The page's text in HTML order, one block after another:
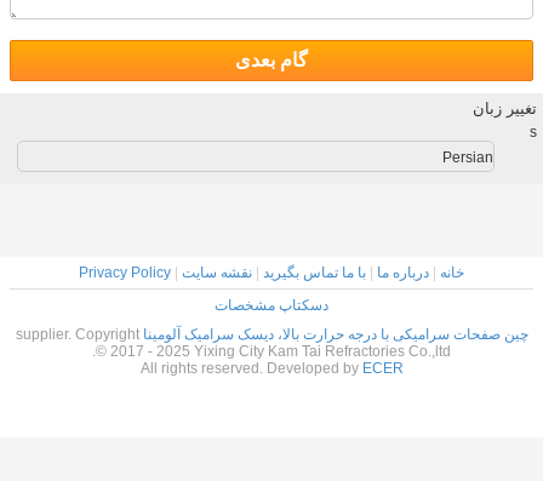
گام بعدی
تغییر زبان
s
Persian
خانه درباره ما با ما تماس بگیرید نقشه سایت
Privacy Policy
دسکتاپ مشخصات
چین صفحات سرامیکی با درجه حرارت بالا، دیسک سرامیک آلومینا supplier. Copyright
© 2017 - 2025 Yixing City Kam Tai Refractories Co.,ltd.
All rights reserved. Developed by ECER